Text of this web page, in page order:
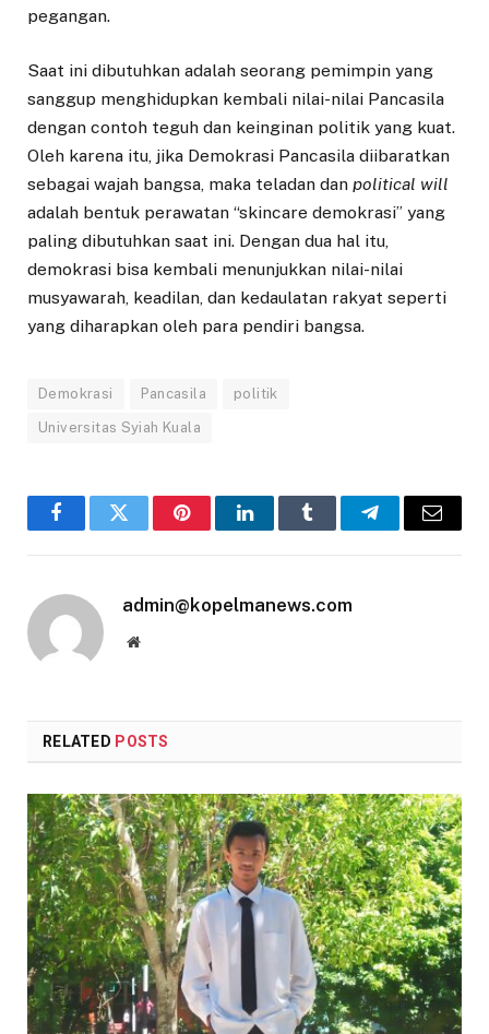
pegangan.
Saat ini dibutuhkan adalah seorang pemimpin yang
sanggup menghidupkan kembali nilai-nilai Pancasila
dengan contoh teguh dan keinginan politik yang kuat.
Oleh karena itu, jika Demokrasi Pancasila diibaratkan
sebagai wajah bangsa, maka teladan dan political will
adalah bentuk perawatan “skincare demokrasi” yang
paling dibutuhkan saat ini. Dengan dua hal itu,
demokrasi bisa kembali menunjukkan nilai-nilai
musyawarah, keadilan, dan kedaulatan rakyat seperti
yang diharapkan oleh para pendiri bangsa.
Demokrasi Pancasila politik
Universitas Syiah Kuala
FacebookTwitter PinterestLinkedInTumblr TelegramEmail
admin@kopelmanews.com
Website
RELATED POSTS